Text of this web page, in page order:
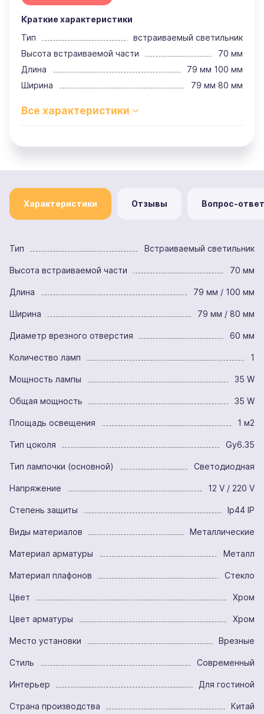
Краткие характеристики
Тип
встраиваемый светильник
Высота встраиваемой части
70 мм
Длина
79 мм 100 мм
Ширина
79 мм 80 мм
Характеристики Отзывы Вопрос-ответ
Тип Встраиваемый светильник
Высота встраиваемой части 70 мм
Длина 79 мм / 100 мм
Ширина 79 мм / 80 мм
Диаметр врезного отверстия 60 мм
Количество ламп 1
Мощность лампы 35 W
Общая мощность 35 W
Площадь освещения 1 м2
Тип цоколя Gy6.35
Тип лампочки (основной) Светодиодная
Напряжение 12 V / 220 V
Степень защиты Ip44 IP
Виды материалов Металлические
Материал арматуры Металл
Материал плафонов Стекло
Цвет Хром
Цвет арматуры Хром
Место установки Врезные
Стиль Современный
Интерьер Для гостиной
Страна производства Китай